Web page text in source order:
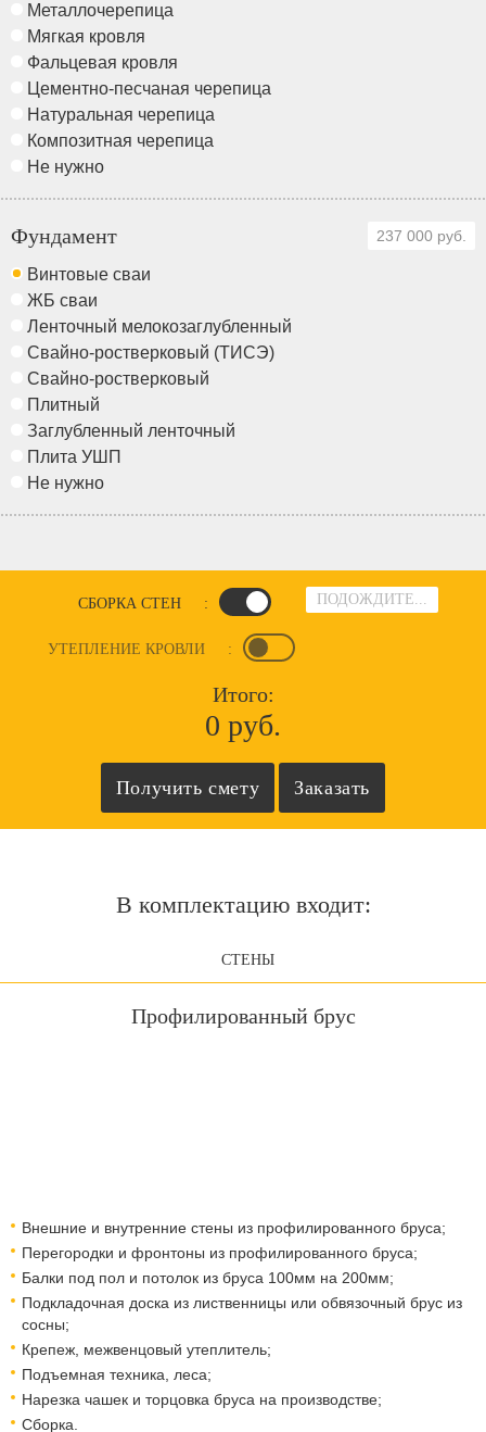
Металлочерепица
Мягкая кровля
Фальцевая кровля
Цементно-песчаная черепица
Натуральная черепица
Композитная черепица
Не нужно
Фундамент 237 000 руб.
Винтовые сваи
ЖБ сваи
Ленточный мелокозаглубленный
Свайно-ростверковый (ТИСЭ)
Свайно-ростверковый
Плитный
Заглубленный ленточный
Плита УШП
Не нужно
ПОДОЖДИТЕ...
СБОРКА СТЕН :
УТЕПЛЕНИЕ КРОВЛИ :
Итого:
0 руб.
В комплектацию входит:
СТЕНЫ
Профилированный брус
Внешние и внутренние стены из профилированного бруса;
Перегородки и фронтоны из профилированного бруса;
Балки под пол и потолок из бруса 100мм на 200мм;
Подкладочная доска из лиственницы или обвязочный брус из
сосны;
Крепеж, межвенцовый утеплитель;
Подъемная техника, леса;
Нарезка чашек и торцовка бруса на производстве;
Сборка.